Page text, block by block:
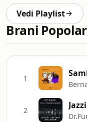
Vedi Playlist
Brani
1
2